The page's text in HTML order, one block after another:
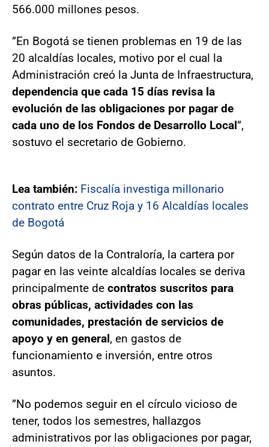
566.000 millones pesos.
”En Bogotá se tienen problemas en 19 de las
20 alcaldías locales, motivo por el cual la
Administración creó la Junta de Infraestructura,
dependencia que cada 15 días revisa la
evolución de las obligaciones por pagar de
cada uno de los Fondos de Desarrollo Local”,
sostuvo el secretario de Gobierno.
Lea también: Fiscalía investiga millonario
contrato entre Cruz Roja y 16 Alcaldías locales
de Bogotá
Según datos de la Contraloría, la cartera por
pagar en las veinte alcaldías locales se deriva
principalmente de contratos suscritos para
obras públicas, actividades con las
comunidades, prestación de servicios de
apoyo y en general, en gastos de
funcionamiento e inversión, entre otros
asuntos.
”No podemos seguir en el círculo vicioso de
tener, todos los semestres, hallazgos
administrativos por las obligaciones por pagar,